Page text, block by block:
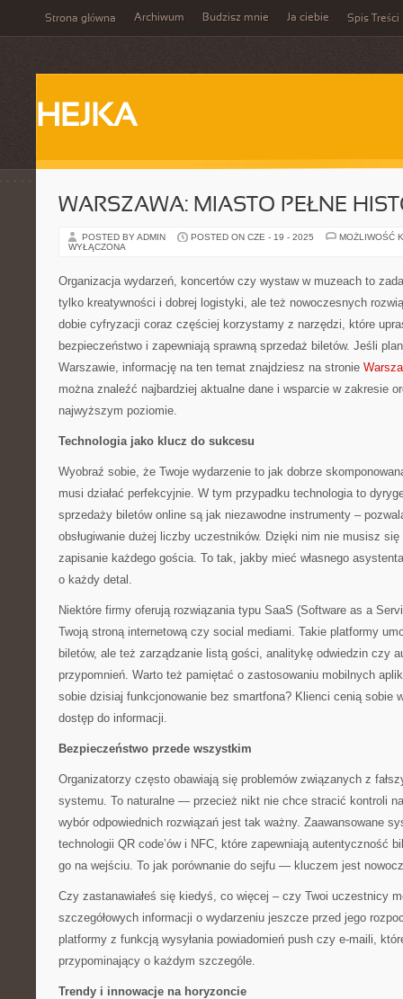
Strona główna Archiwum Budzisz mnie Ja ciebie Spis Treści
HEJKA
WARSZAWA: MIASTO PEŁNE
POSTED BY ADMIN POSTED ON CZE - 19 - 2025
MOŻLIWOŚĆ
WYŁĄCZONA
Organizacja wydarzeń, koncertów czy wystaw w muzeach to
tylko kreatywności i dobrej logistyki, ale też nowoczesnych
dobie cyfryzacji coraz częściej korzystamy z narzędzi, które
bezpieczeństwo i zapewniają sprawną sprzedaż biletów. Jeśli
Warszawie, informację na ten temat znajdziesz na stronie
można znaleźć najbardziej aktualne dane i wsparcie w zakresie
najwyższym poziomie.
Technologia jako klucz do sukcesu
Wyobraź sobie, że Twoje wydarzenie to jak dobrze
musi działać perfekcyjnie. W tym przypadku technologia to
sprzedaży biletów online są jak niezawodne instrumenty –
obsługiwanie dużej liczby uczestników. Dzięki nim nie musisz
zapisanie każdego gościa. To tak, jakby mieć własnego
o każdy detal.
Niektóre firmy oferują rozwiązania typu SaaS (Software as a
Twoją stroną internetową czy social mediami. Takie platformy
biletów, ale też zarządzanie listą gości, analitykę odwiedzin czy
przypomnień. Warto też pamiętać o zastosowaniu mobilnych
sobie dzisiaj funkcjonowanie bez smartfona? Klienci cenią sobie
dostęp do informacji.
Bezpieczeństwo przede wszystkim
Organizatorzy często obawiają się problemów związanych z
systemu. To naturalne — przecież nikt nie chce stracić kontroli
wybór odpowiednich rozwiązań jest tak ważny. Zaawansowane
technologii QR code’ów i NFC, które zapewniają autentyczność
go na wejściu. To jak porównanie do sejfu — kluczem jest
Czy zastanawiałeś się kiedyś, co więcej – czy Twoi uczestnicy
szczegółowych informacji o wydarzeniu jeszcze przed jego
platformy z funkcją wysyłania powiadomień push czy e-maili,
przypominający o każdym szczególe.
Trendy i innowacje na horyzoncie